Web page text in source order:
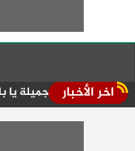
اخر الأخبار
«جميلة يا بلدي» بمطوبس